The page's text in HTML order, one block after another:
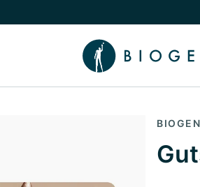
podmenu Poradca